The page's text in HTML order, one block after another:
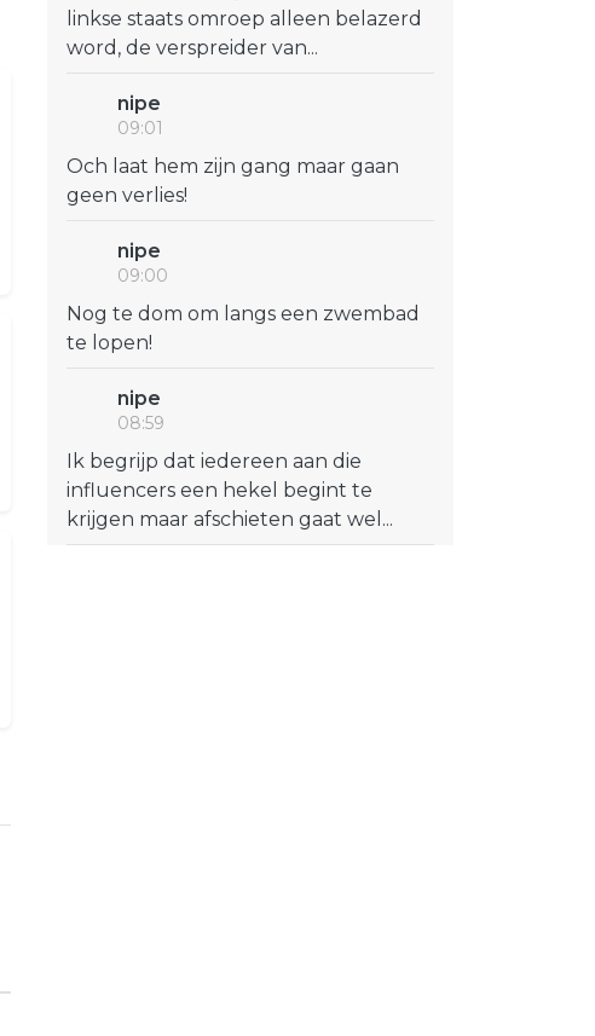
linkse staats omroep alleen belazerd
word, de verspreider van...
nipe
09:01
Och laat hem zijn gang maar gaan
geen verlies!
nipe
09:00
Nog te dom om langs een zwembad
te lopen!
nipe
08:59
Ik begrijp dat iedereen aan die
influencers een hekel begint te
krijgen maar afschieten gaat wel...